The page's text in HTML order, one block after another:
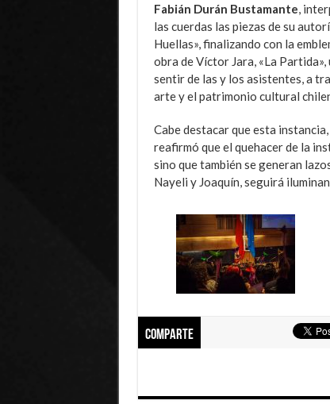
Fabián Durán Bustamante ,
las cuerdas las piezas de su
Huellas», finalizando con la
obra de Víctor Jara, «La Partida»,
sentir de las y los asistentes, a
arte y el patrimonio cultural
Cabe destacar que esta
reafirmó que el quehacer de la
sino que también se generan
Nayeli y Joaquín, seguirá
Comparte